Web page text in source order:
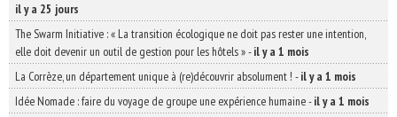
il y a 25 jours
The Swarm Initiative : « La transition écologique ne doit pas rester une intention,
elle doit devenir un outil de gestion pour les hôtels »-il y a 1 mois
La Corrèze, un département unique à (re)découvrir absolument ! -il y a 1 mois
Idée Nomade : faire du voyage de groupe une expérience humaine-il y a 1 mois